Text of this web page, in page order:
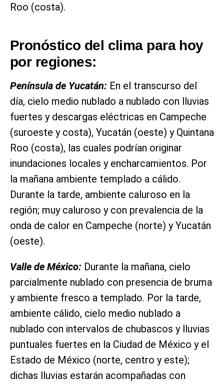
Roo (costa).
Pronóstico del clima para hoy
por regiones:
Península de Yucatán: En el transcurso del
día, cielo medio nublado a nublado con lluvias
fuertes y descargas eléctricas en Campeche
(suroeste y costa), Yucatán (oeste) y Quintana
Roo (costa), las cuales podrían originar
inundaciones locales y encharcamientos. Por
la mañana ambiente templado a cálido.
Durante la tarde, ambiente caluroso en la
región; muy caluroso y con prevalencia de la
onda de calor en Campeche (norte) y Yucatán
(oeste).
Valle de México: Durante la mañana, cielo
parcialmente nublado con presencia de bruma
y ambiente fresco a templado. Por la tarde,
ambiente cálido, cielo medio nublado a
nublado con intervalos de chubascos y lluvias
puntuales fuertes en la Ciudad de México y el
Estado de México (norte, centro y este);
dichas lluvias estarán acompañadas con